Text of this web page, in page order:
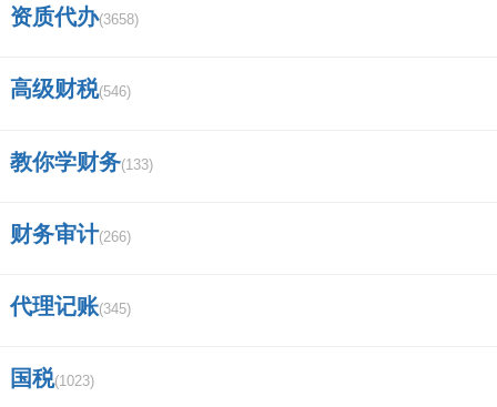
广发证券营业部的营业时间是几点到几
怎么查找股票的质押率？
中国证券的监管机构有哪些，他们各自的
江西特大项目名单？
资质代办(3658)
高级财税(546)
教你学财务(133)
财务审计(266)
代理记账(345)
国税(1023)